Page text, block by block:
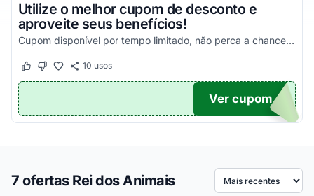
Utilize o melhor cupom de desconto e
aproveite seus benefícios!
Cupom disponível por tempo limitado, não perca a chance de economizar!
Este cupom funcionou
Este cupom não funcionou
10 usos
TICO
Ver cupom
7 ofertas Rei dos Animais Ordenar por